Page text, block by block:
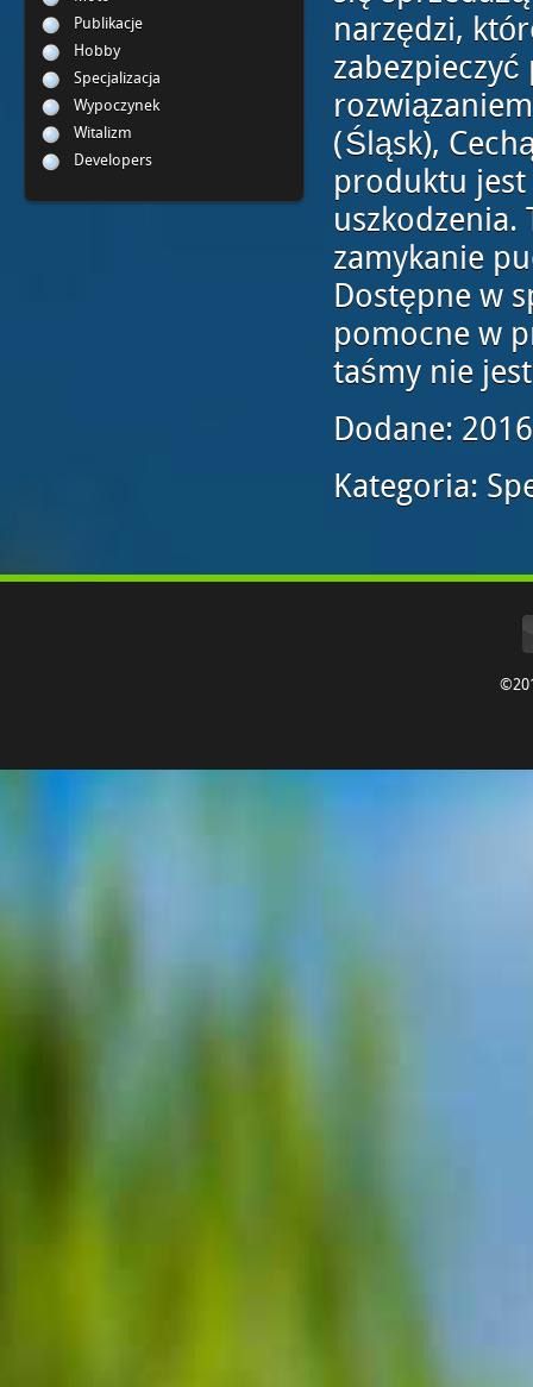
Publikacje
Hobby
Specjalizacja
Wypoczynek
Witalizm
Developers
narzędzi,
(Śląsk),
produktu jest
uszkodzenia.
zamykanie
Dostępne w
pomocne w
taśmy nie
Dodane:
Kategoria: